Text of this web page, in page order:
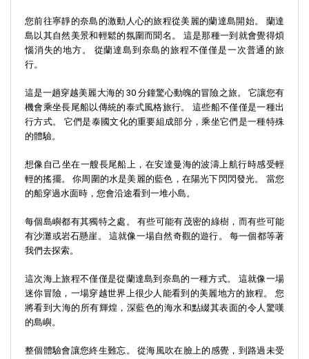
您前往寧靜的奈島的激動人心的旅程從美麗的蘭達島開始。 蘭達
島以其自然美景和輕鬆的氛圍而聞名。 這是那種一到就會覺得煩
惱消失的地方。 從蘭達島到奈島的旅程不僅僅是一次普通的旅
行。
這是一趟穿越美麗大海的 30 分鐘驚心動魄的冒險之旅。 它讓您有
機會乘坐長尾船以傳統的泰式風格旅行。 這些船不僅僅是一種出
行方式。 它們是泰國文化的重要組成部分，乘坐它們是一種特殊
的體驗。
想像自己坐在一艘長尾船上，在安達曼海的波濤上航行時感受輕
輕的搖擺。 你周圍的水是美麗的藍色，在陽光下閃閃發光。 當您
的船穿過水面時，您會沿途看到一堆小島。
每個島嶼都有其獨特之處。 有些可能有茂密的綠樹，而有些可能
有沙灘或岩石懸崖。 這就像一場自然奇觀的遊行。 每一個都等著
我們去探索。
這次海上旅程不僅僅是從蘭達島到奈島的一種方式。 這就像一場
迷你冒險，一場穿越世界上很少人能看到的美麗地方的旅程。 您
將看到大海的所有輝煌，深藍色的海水和點綴其表面的令人驚嘆
的島嶼。
整個體驗會讓您終生難忘。 從海風吹在臉上的感覺，到路過未受